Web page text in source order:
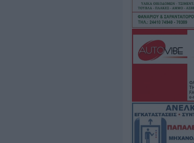
τη σορό του
καταψύκτη επί
4 Αυγούστου 2026, 20:53
Δημήτριος
μέτρα και δύο
Δήμαρχος
Βασίλειος,
πολιτιστικών
4 Αυγούστου 2026, 20:34
Ο Τσιτσιπάς
του Μόντρεαλ
απέναντί του